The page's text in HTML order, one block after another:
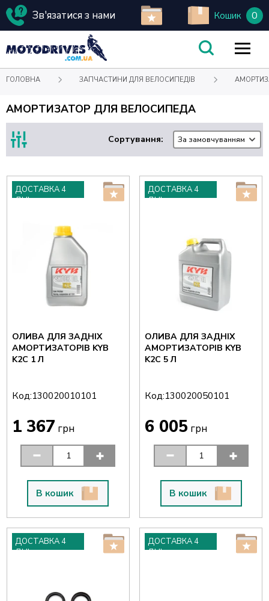
Зв'язатися з нами Кошик 0
ГОЛОВНА ЗАПЧАСТИНИ ДЛЯ ВЕЛОСИПЕДІВ
АМОРТИЗАТОР ДЛЯ ВЕЛОСИПЕДА
Сортування: За замовчуванням
ДОСТАВКА 4
ДНІ
ОЛИВА ДЛЯ ЗАДНІХ
АМОРТИЗАТОРІВ KYB
K2C 1 Л
Код:130020010101
1 367 грн
В кошик
ДОСТАВКА 4
ДНІ
ОЛИВА ДЛЯ ЗАДНІХ
АМОРТИЗАТОРІВ KYB
K2C 5 Л
Код:130020050101
6 005 грн
В кошик
ДОСТАВКА 4
ДНІ
ДОСТАВКА 4
ДНІ